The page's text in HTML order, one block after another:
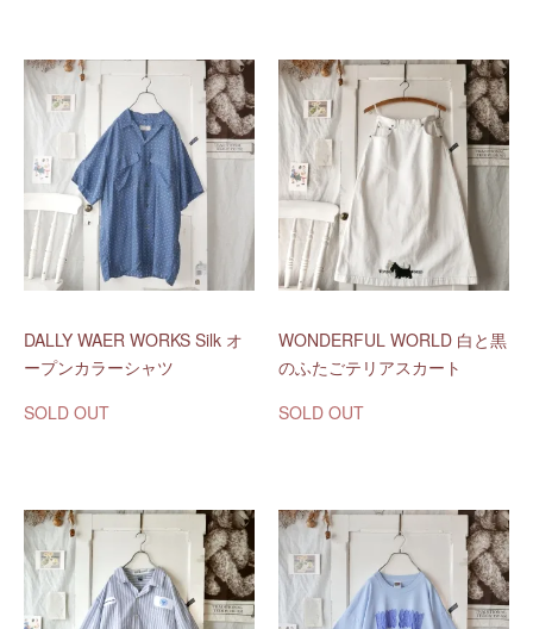
DALLY WAER WORKS Silk オ
ープンカラーシャツ
SOLD OUT
WONDERFUL WORLD 白と黒
のふたごテリアスカート
SOLD OUT